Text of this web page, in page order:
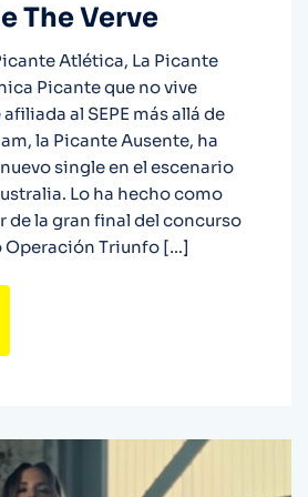
The Verve
Atlética, La Picante
Picante que no vive
al SEPE más allá de
la Picante Ausente, ha
single en el escenario
Lo ha hecho como
de la gran final del concurso
Operación Triunfo […]